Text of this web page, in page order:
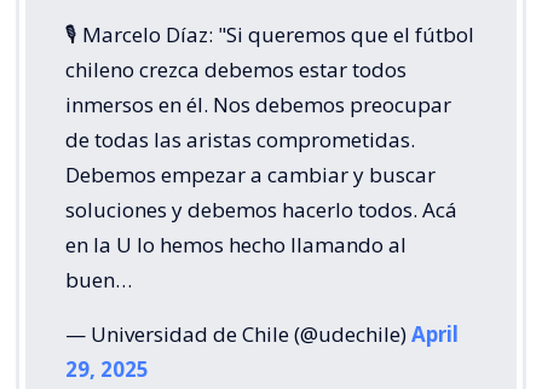
🎙️ Marcelo Díaz: "Si queremos que el fútbol
chileno crezca debemos estar todos
inmersos en él. Nos debemos preocupar
de todas las aristas comprometidas.
Debemos empezar a cambiar y buscar
soluciones y debemos hacerlo todos. Acá
en la U lo hemos hecho llamando al
buen…
— Universidad de Chile (@udechile)April
29, 2025